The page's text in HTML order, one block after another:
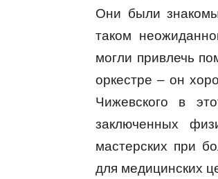
Они были
таком
могли привлечь
оркестре – он
Чижевского в
заключенных
мастерских при
для медицинских